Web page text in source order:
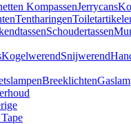
KompassenJerrycans
Tentharingen
Schoudertassen
KogelwerendSnijwerend
Breeklichten